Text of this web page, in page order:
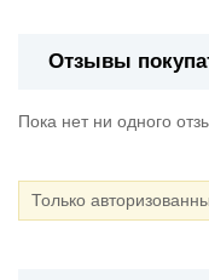
Отзывы
Пока нет ни одного
Только